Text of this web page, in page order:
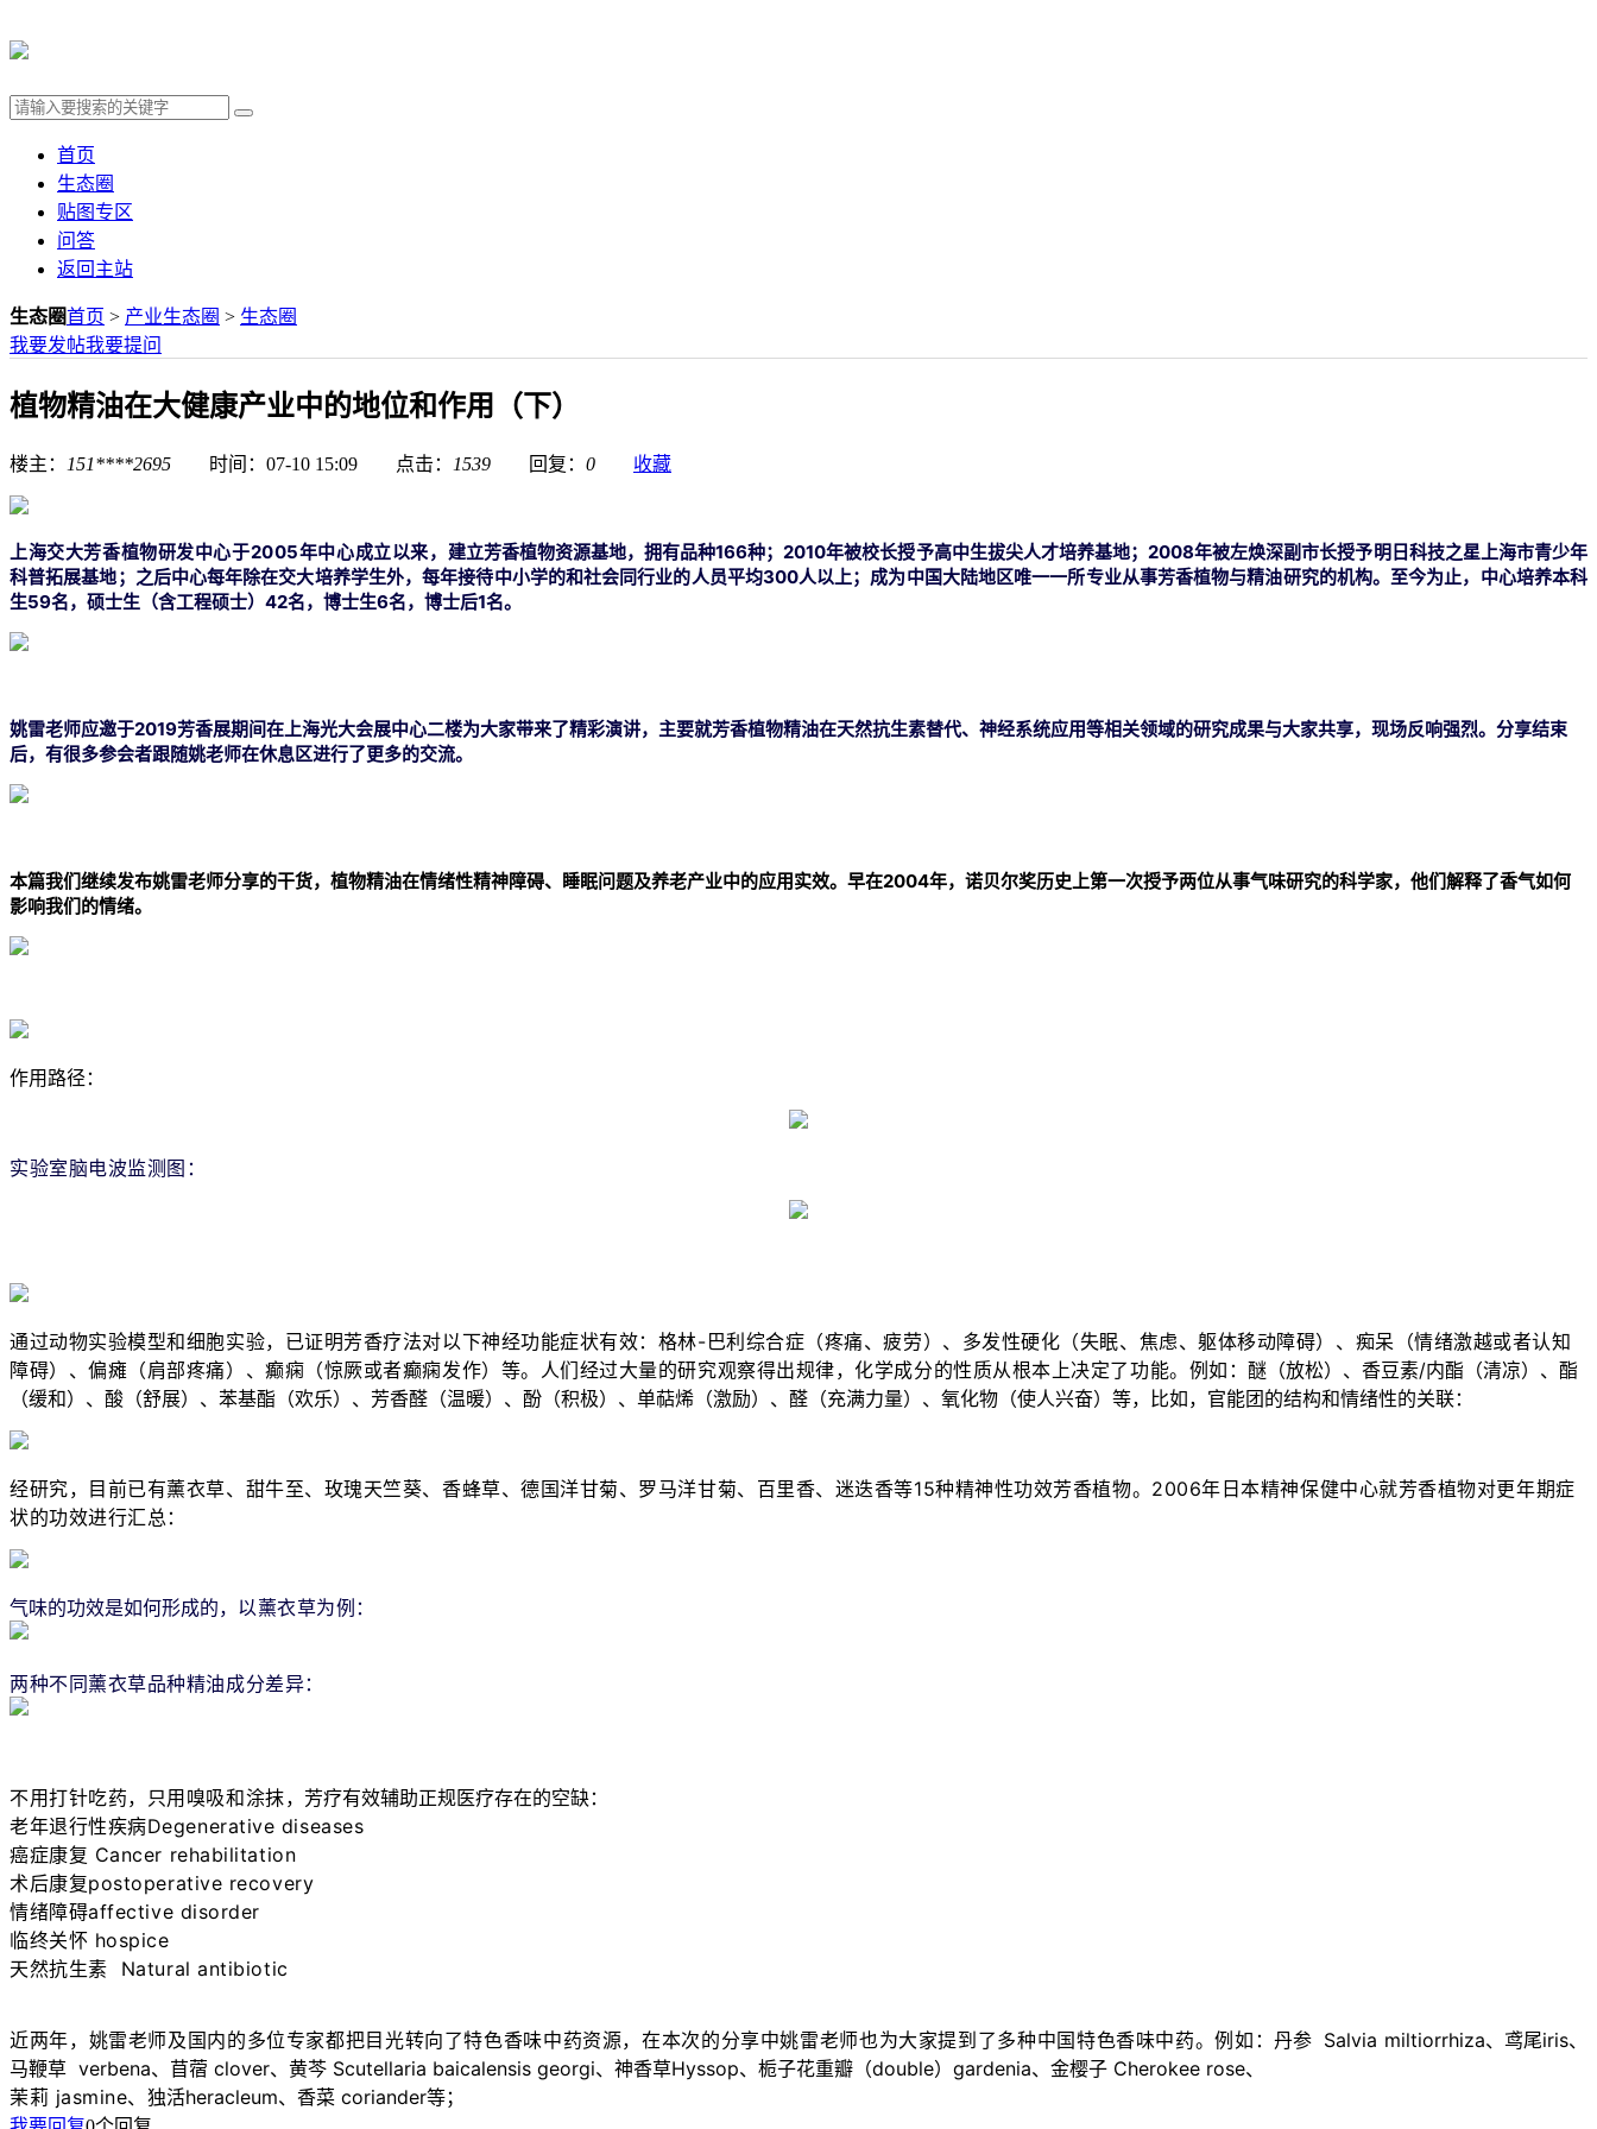
首页
生态圈
贴图专区
问答
返回主站
生态圈首页 > 产业生态圈 > 生态圈
我要发帖我要提问
植物精油在大健康产业中的地位和作用（下）
楼主： 151****2695 时间：07-10 15:09 点击： 1539 回复： 0 收藏
上海交大芳香植物研发中心于2005年中心成立以来， 建立芳香植物资源基地，拥有品种166种； 2010年被校长授予高中生拔尖人才培养基地； 2008年被左焕深副市长授予明日科技之星上海市青少年
科普拓展基地； 之后中心每年除在交大培养学生外，每年接待中小学的和社会同行业的人员平均300人以上； 成为中国大陆地区唯一一所专业从事芳香植物与精油研究的机构。 至今为止，中心培养本科
生59名，硕士生（含工程硕士）42名， 博士生6名，博士后1名。
姚雷老师应邀于2019芳香展期间在上海光大会展中心二楼为大家带来了精彩演讲，主要就芳香植物精油在天然抗生素替代、神经系统应用等相关领域的研究成果与大家共享，现场反响强烈。分享结束
后，有很多参会者跟随姚老师在休息区进行了更多的交流。
本篇我们继续发布姚雷老师分享的干货，植物精油在情绪性精神障碍、睡眠问题及养老产业中的应用实效。 早在2004年，诺贝尔奖历史上第一次授予两位从事气味研究的科学家，他们解释了香气如何
影响我们的情绪。
作用路径：
实验室脑电波监测图：
通过动物实验模型和细胞实验，已证明芳香疗法对以下神经功能症状有效：格林-巴利综合症（疼痛、疲劳）、多发性硬化（失眠、焦虑、躯体移动障碍）、痴呆（情绪激越或者认知
障碍）、偏瘫（肩部疼痛）、癫痫（惊厥或者癫痫发作）等。人们经过大量的研究观察得出规律，化学成分的性质从根本上决定了功能。例如：醚（放松）、香豆素/内酯（清凉）、酯
（缓和）、酸（舒展）、苯基酯（欢乐）、芳香醛（温暖）、酚（积极）、单萜烯（激励）、醛（充满力量）、氧化物（使人兴奋）等，比如，官能团的结构和情绪性的关联：
经研究，目前已有薰衣草、甜牛至、玫瑰天竺葵、香蜂草、德国洋甘菊、罗马洋甘菊、百里香、迷迭香等15种精神性功效芳香植物。2006年日本精神保健中心就芳香植物对更年期症
状的功效进行汇总：
气味的功效是如何形成的， 以薰衣草为例：
两种不同薰衣草品种精油成分差异：
不用打针吃药，只用嗅吸和涂抹， 芳疗有效辅助正规医疗存在的空缺：
老年退行性疾病Degenerative diseases
癌症康复 Cancer rehabilitation
术后康复postoperative recovery
情绪障碍affective disorder
临终关怀 hospice
天然抗生素 Natural antibiotic
近两年，姚雷老师及国内的多位专家都把目光转向了特色香味中药资源，在本次的分享中姚雷老师也为大家提到了多种中国特色香味中药。例如：丹参 Salvia miltiorrhiza、鸢尾iris、
马鞭草 verbena、 苜蓿 clover、 黄芩 Scutellaria baicalensis georgi、 神香草Hyssop、 栀子花重瓣（double） gardenia、 金樱子 Cherokee rose、
茉莉 jasmine、 独活heracleum、 香菜 coriander等；